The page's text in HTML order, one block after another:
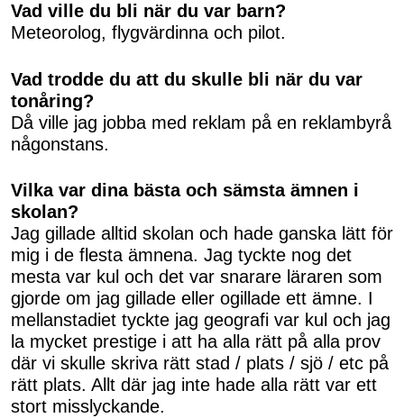
Vad ville du bli när du var barn?
Meteorolog, flygvärdinna och pilot.
Vad trodde du att du skulle bli när du var
tonåring?
Då ville jag jobba med reklam på en reklambyrå
någonstans.
Vilka var dina bästa och sämsta ämnen i
skolan?
Jag gillade alltid skolan och hade ganska lätt för
mig i de flesta ämnena. Jag tyckte nog det
mesta var kul och det var snarare läraren som
gjorde om jag gillade eller ogillade ett ämne. I
mellanstadiet tyckte jag geografi var kul och jag
la mycket prestige i att ha alla rätt på alla prov
där vi skulle skriva rätt stad / plats / sjö / etc på
rätt plats. Allt där jag inte hade alla rätt var ett
stort misslyckande.